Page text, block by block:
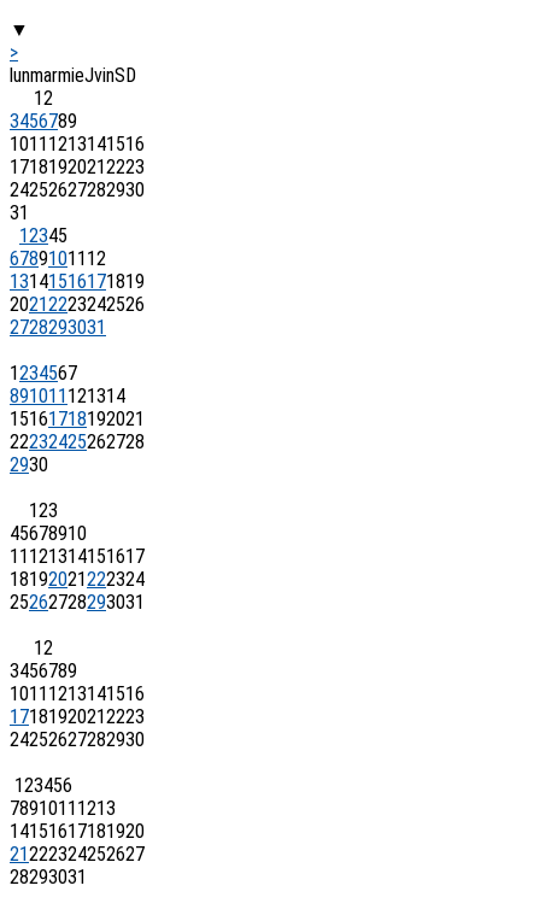
▼
>
lunmarmieJvinSD
12
3456789
10111213141516
17181920212223
24252627282930
31
12345
6789101112
13141516171819
20212223242526
2728293031
1234567
891011121314
15161718192021
22232425262728
2930
123
45678910
11121314151617
18192021222324
25262728293031
12
3456789
10111213141516
17181920212223
24252627282930
123456
78910111213
14151617181920
21222324252627
28293031